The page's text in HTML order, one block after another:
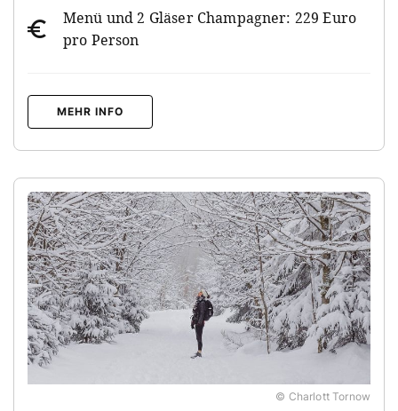
Menü und 2 Gläser Champagner: 229 Euro
pro Person
MEHR INFO
© Charlott Tornow